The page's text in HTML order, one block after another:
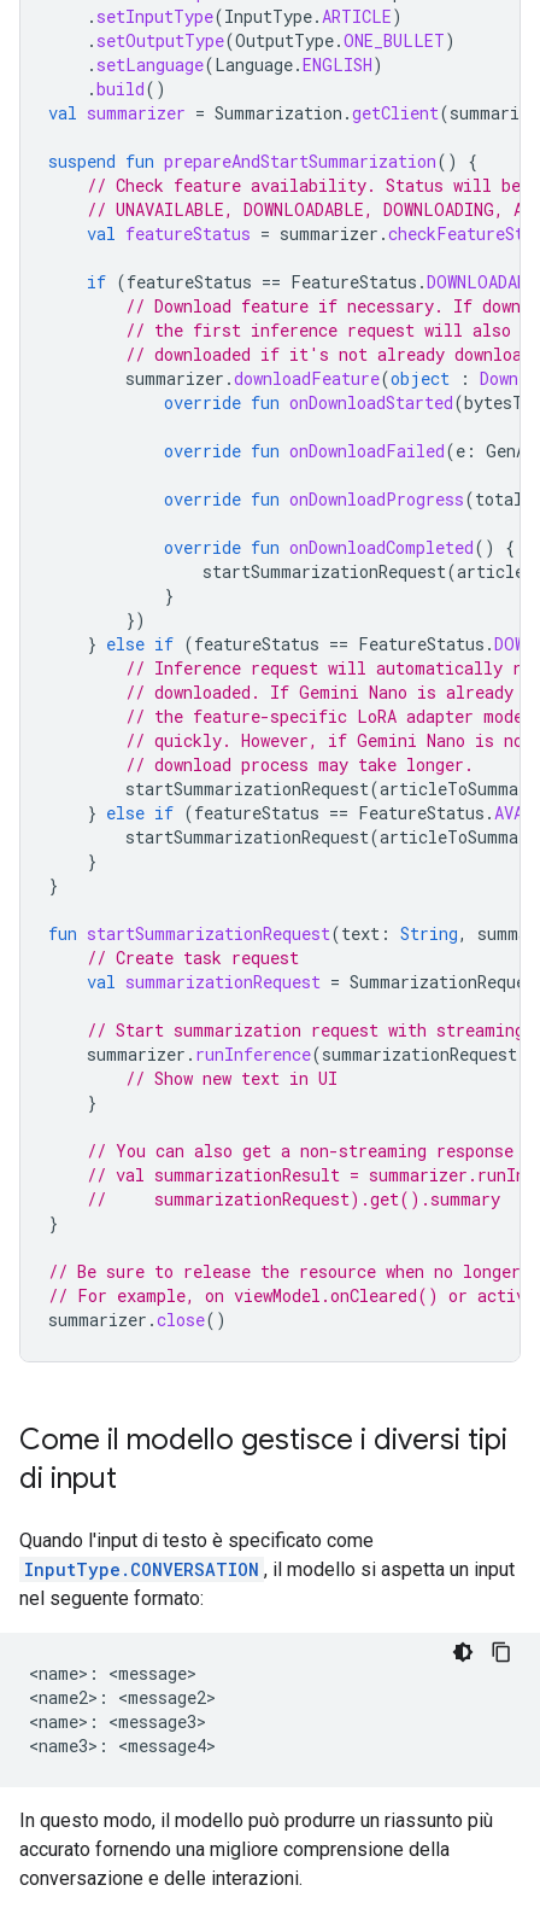
. setInputType(InputType.ARTICLE)
. setOutputType(OutputType.ONE_BULLET)
. setLanguage(Language.ENGLISH)
.build()
val summarizer = Summarization .getClient(
suspend fun prepareAndStartSummarization()
{
// Check feature availability. Status will be
// UNAVAILABLE, DOWNLOADABLE, DOWNLOADING,
val featureStatus = summarizer .
if (featureStatus == FeatureStatus .
// Download feature if necessary. If
// the first inference request will also
// downloaded if it's not already
summarizer .downloadFeature(object :
override fun onDownloadStarted(
override fun onDownloadFailed(e :
override fun onDownloadProgress(
override fun onDownloadCompleted()
{
startSummarizationRequest(
}
})
} else if (featureStatus == FeatureStatus .
// Inference request will automatically
// downloaded. If Gemini Nano is already
// the feature-specific LoRA adapter model
// quickly. However, if Gemini Nano is not
// download process may take longer.
startSummarizationRequest(
} else if (featureStatus == FeatureStatus .
startSummarizationRequest(
}
}
fun startSummarizationRequest(text : String,
// Create task request
val summarizationRequest =
// Start summarization request with streaming
summarizer . runInference(summarizationRequest
// Show new text in UI
}
// You can also get a non-streaming response
// val summarizationResult =
//     summarizationRequest).get().summary
}
// Be sure to release the resource when no longer
// For example, on viewModel.onCleared() or
summarizer .close()
Come il modello gestisce i diversi tipi
di input
Quando l'input di testo è specificato come
InputType.CONVERSATION , il modello si aspetta un input
nel seguente formato:
<name>: <message>
<name2>: <message2>
<name>: <message3>
In questo modo, il modello può produrre un riassunto più
accurato fornendo una migliore comprensione della
conversazione e delle interazioni.